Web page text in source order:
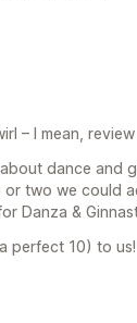
– I mean,
dance and
or two we could
Danza &
perfect 10) to us!